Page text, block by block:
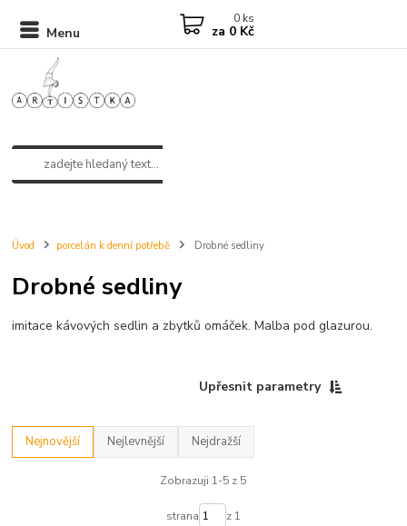
Menu
0 ks
za 0 Kč
Úvod porcelán k denní potřebě Drobné sedliny
Drobné sedliny
imitace kávových sedlin a zbytků omáček. Malba pod glazurou.
Upřesnit parametry
Nejnovější Nejlevnější Nejdražší
Zobrazuji 1-5 z 5
strana z 1